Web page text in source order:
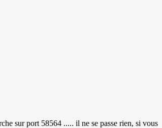
sur port 58564 ..... il ne se passe rien, si vous